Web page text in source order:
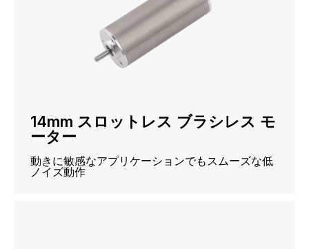
14mm スロットレス ブラシレス モ
ーター
動きに敏感なアプリケーションでもスムーズな低
ノイズ動作